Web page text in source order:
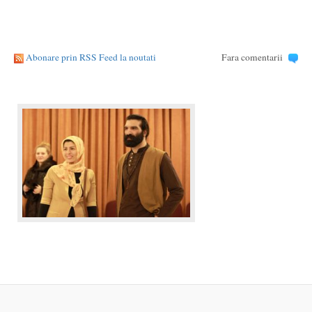
Abonare prin RSS Feed la noutati Fara comentarii